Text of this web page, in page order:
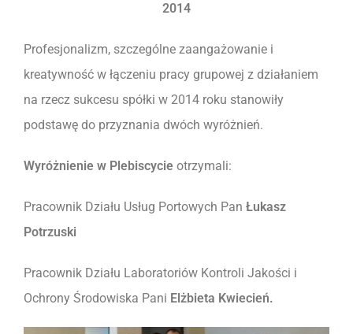
2014
Profesjonalizm, szczególne zaangażowanie i
kreatywność w łączeniu pracy grupowej z działaniem
na rzecz sukcesu spółki w 2014 roku stanowiły
podstawę do przyznania dwóch wyróżnień.
Wyróżnienie w Plebiscycie otrzymali:
Pracownik Działu Usług Portowych Pan Łukasz
Potrzuski
Pracownik Działu Laboratoriów Kontroli Jakości i
Ochrony Środowiska Pani Elżbieta Kwiecień.